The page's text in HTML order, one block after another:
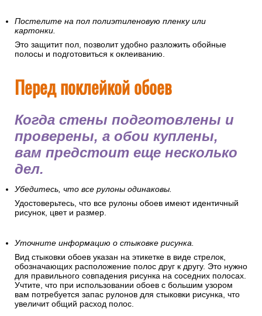
Постелите на пол полиэтиленовую пленку или
картонки.
Это защитит пол, позволит удобно разложить обойные
полосы и подготовиться к оклеиванию.
Перед поклейкой обоев
Когда стены подготовлены и
проверены, а обои куплены,
вам предстоит еще несколько
дел.
Убедитесь, что все рулоны одинаковы.
Удостоверьтесь, что все рулоны обоев имеют идентичный
рисунок, цвет и размер.
Уточните информацию о стыковке рисунка.
Вид стыковки обоев указан на этикетке в виде стрелок,
обозначающих расположение полос друг к другу. Это нужно
для правильного совпадения рисунка на соседних полосах.
Учтите, что при использовании обоев с большим узором
вам потребуется запас рулонов для стыковки рисунка, что
увеличит общий расход полос.